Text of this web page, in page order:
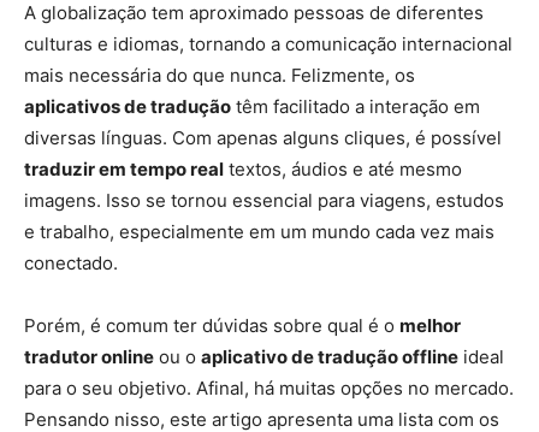
A globalização tem aproximado pessoas de diferentes
culturas e idiomas, tornando a comunicação internacional
mais necessária do que nunca. Felizmente, os
aplicativos de tradução têm facilitado a interação em
diversas línguas. Com apenas alguns cliques, é possível
traduzir em tempo real textos, áudios e até mesmo
imagens. Isso se tornou essencial para viagens, estudos
e trabalho, especialmente em um mundo cada vez mais
conectado.
Porém, é comum ter dúvidas sobre qual é o melhor
tradutor online ou o aplicativo de tradução offline ideal
para o seu objetivo. Afinal, há muitas opções no mercado.
Pensando nisso, este artigo apresenta uma lista com os